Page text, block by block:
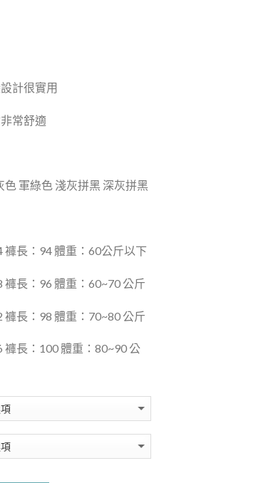
計很實用
常舒適
軍綠色 淺灰拼黑 深灰拼黑
褲長：94 體重：60公斤以下
長：96 體重：60~70 公斤
長：98 體重：70~80 公斤
長：100 體重：80~90 公